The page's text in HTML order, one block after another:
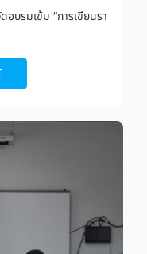
บรมเข้ม “การเขียนรา